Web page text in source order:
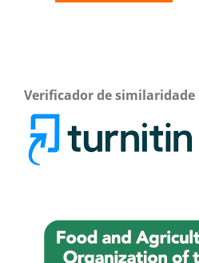
Verificador de similaridade